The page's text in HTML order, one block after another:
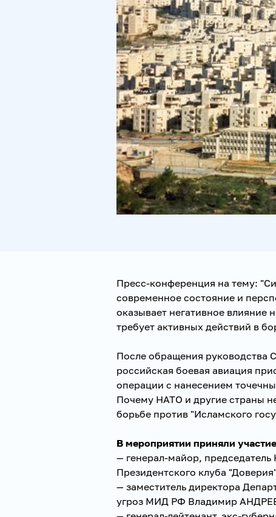
Пресс-конференция на тему:
современное состояние и
оказывает негативное влияние
требует активных действий в
После обращения руководства
российская боевая авиация
операции с нанесением
Почему НАТО и другие страны
борьбе против "Исламского
В мероприятии приняли
— генерал-майор,
Президентского клуба
— заместитель директора
угроз МИД РФ Владимир